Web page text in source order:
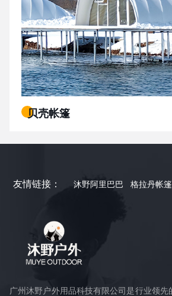
贝壳帐篷
友情链接： 沐野阿里巴巴 格拉丹帐篷
广州沐野户外用品科技有限公司是行业领先